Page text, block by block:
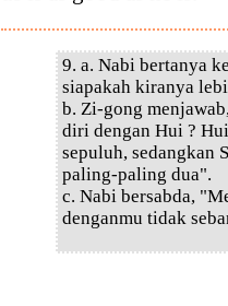
9. a. Nabi bertanya
siapakah kiranya
b. Zi-gong
diri dengan Hui ?
sepuluh, sedangkan
paling-paling dua".
c. Nabi bersabda,
denganmu tidak